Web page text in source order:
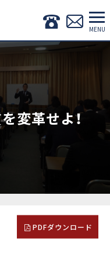
変革せよ！
PDFダウンロード